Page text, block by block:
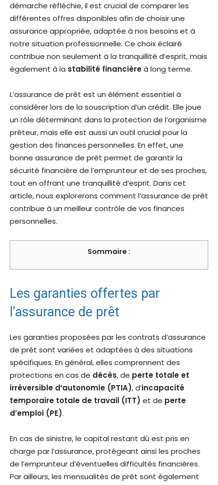
démarche réfléchie, il est crucial de comparer les
différentes offres disponibles afin de choisir une
assurance appropriée, adaptée à nos besoins et à
notre situation professionnelle. Ce choix éclairé
contribue non seulement à la tranquillité d’esprit, mais
également à la stabilité financièreà long terme.
L’assurance de prêt est un élément essentiel à
considérer lors de la souscription d’un crédit. Elle joue
un rôle déterminant dans la protection de l’organisme
prêteur, mais elle est aussi un outil crucial pour la
gestion des finances personnelles. En effet, une
bonne assurance de prêt permet de garantir la
sécurité financière de l’emprunteur et de ses proches,
tout en offrant une tranquillité d’esprit. Dans cet
article, nous explorerons comment l’assurance de prêt
contribue à un meilleur contrôle de vos finances
personnelles.
Sommaire :
Les garanties offertes par
l’assurance de prêt
Les garanties proposées par les contrats d’assurance
de prêt sont variées et adaptées à des situations
spécifiques. En général, elles comprennent des
protections en cas de décès, de perte totale et
irréversible d’autonomie (PTIA), d’incapacité
temporaire totale de travail (ITT) et de perte
d’emploi (PE).
En cas de sinistre, le capital restant dû est pris en
charge par l’assurance, protégeant ainsi les proches
de l’emprunteur d’éventuelles difficultés financières.
Par ailleurs, les mensualités de prêt sont également